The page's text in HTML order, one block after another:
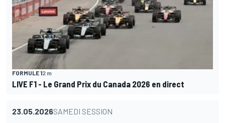
FORMULE 12 m
LIVE F1 - Le Grand Prix du Canada 2026 en direct
23.05.2026SAMEDI SESSION